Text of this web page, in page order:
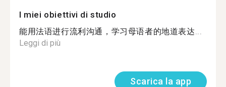
I miei obiettivi di studio
能用法语进行流利沟通，学习母语者的地道表达...
Leggi di più
Scarica la app